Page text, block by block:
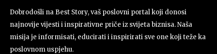
Dobrodošli na Best Story, vaš poslovni portal koji donosi
najnovije vijesti i inspirativne priče iz svijeta biznisa. Naša
misija je informisati, educirati i inspirirati sve one koji teže ka
poslovnom uspjehu.